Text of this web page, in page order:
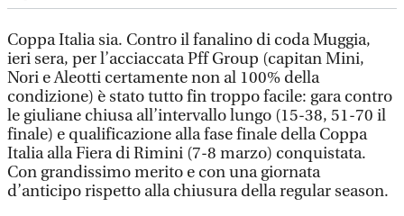
Coppa Italia sia. Contro il fanalino di coda Muggia,
ieri sera, per l’acciaccata Pff Group (capitan Mini,
Nori e Aleotti certamente non al 100% della
condizione) è stato tutto fin troppo facile: gara contro
le giuliane chiusa all’intervallo lungo (15-38, 51-70 il
finale) e qualificazione alla fase finale della Coppa
Italia alla Fiera di Rimini (7-8 marzo) conquistata.
Con grandissimo merito e con una giornata
d’anticipo rispetto alla chiusura della regular season.